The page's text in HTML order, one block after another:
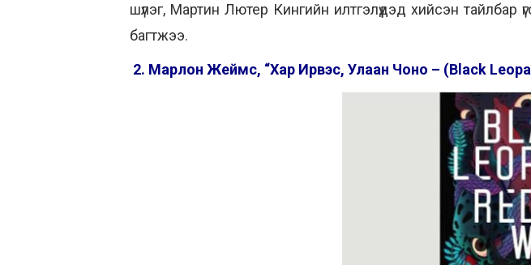
шүлэг, Мартин Лютер Кингийн илтгэлүүдэд хийсэн тайлбар
багтжээ.
2. Марлон Жеймс, “Хар Ирвэс, Улаан Чоно – (Black